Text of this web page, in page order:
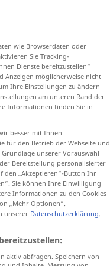
wie Browserdaten oder
Sie Tracking-
Dienste bereitzustellen“
Anzeigen möglicherweise nicht
Ihre Einstellungen zu ändern
am unteren Rand der
Informationen finden Sie in
besser mit Ihnen
für den Betrieb der Webseite und
unserer Vorauswahl
Bereitstellung personalisierter
den „Akzeptieren“-Button Ihr
Sie können Ihre Einwilligung
Informationen zu den Cookies
„Mehr Optionen“.
unserer Datenschutzerklärung.
aktiv abfragen. Speichern von